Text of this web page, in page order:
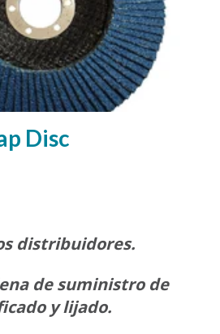
Disc
distribuidores.
de suministro de
y lijado.